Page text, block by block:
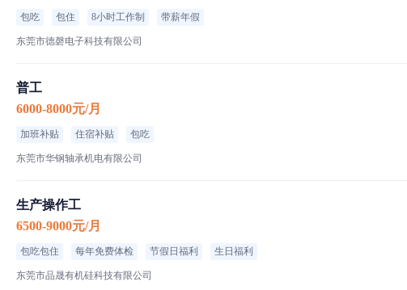
包吃 包住 8小时工作制 带薪年假
东莞市德磬电子科技有限公司
普工
6000-8000元/月
加班补贴 住宿补贴 包吃
东莞市华钢轴承机电有限公司
生产操作工
6500-9000元/月
包吃包住 每年免费体检 节假日福利 生日福利
东莞市品晟有机硅科技有限公司